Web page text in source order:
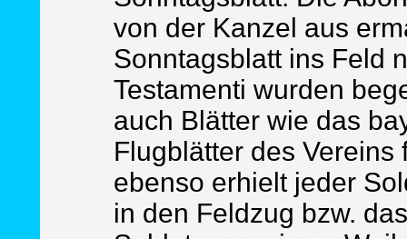
von der Kanzel aus
Sonntagsblatt ins Feld
Testamenti wurden
auch Blätter wie das
Flugblätter des
ebenso erhielt jeder
in den Feldzug bzw.